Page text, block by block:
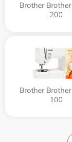
Brother
200
Brother
100